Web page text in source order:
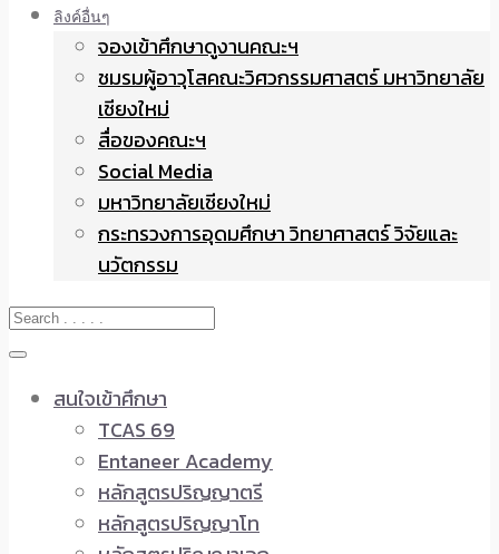
ลิงค์อื่นๆ
จองเข้าศึกษาดูงานคณะฯ
ชมรมผู้อาวุโสคณะวิศวกรรมศาสตร์ มหาวิทยาลัย
เชียงใหม่
สื่อของคณะฯ
Social Media
มหาวิทยาลัยเชียงใหม่
กระทรวงการอุดมศึกษา วิทยาศาสตร์ วิจัยและ
นวัตกรรม
สนใจเข้าศึกษา
TCAS 69
Entaneer Academy
หลักสูตรปริญญาตรี
หลักสูตรปริญญาโท